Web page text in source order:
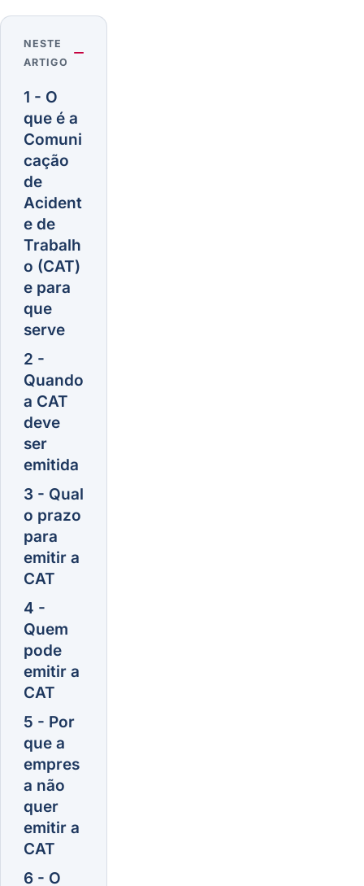
NESTE
ARTIGO
1 - O
que é a
Comuni
cação
de
Acident
e de
Trabalh
o (CAT)
e para
que
serve
2 -
Quando
a CAT
deve
ser
emitida
3 - Qual
o prazo
para
emitir a
CAT
4 -
Quem
pode
emitir a
CAT
5 - Por
que a
empres
a não
quer
emitir a
CAT
6 - O